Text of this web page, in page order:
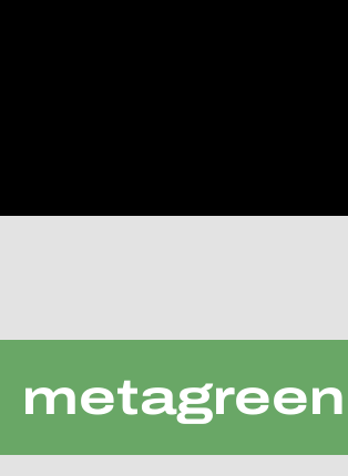
metagreen